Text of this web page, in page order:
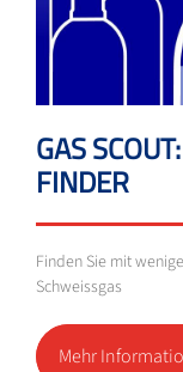
GAS
FINDER
Finden Sie mit
Schweissgas
Mehr